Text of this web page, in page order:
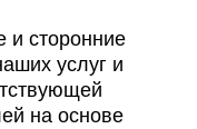
и сторонние
услуг и
на основе